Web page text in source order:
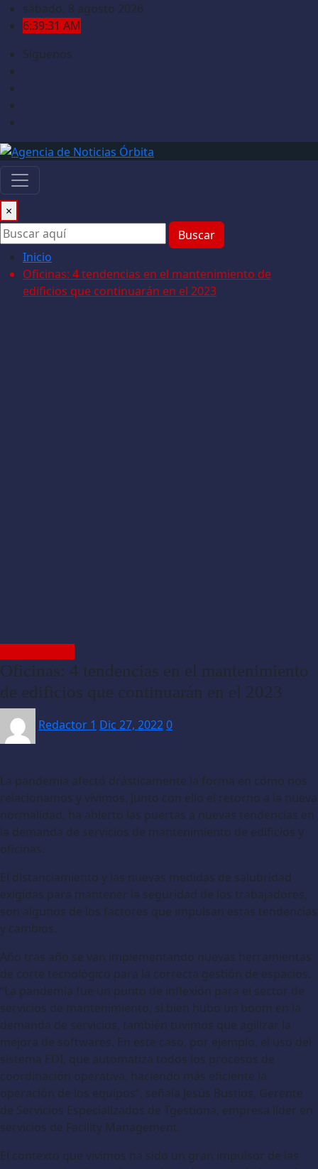
Saltarsábado, 8 agosto 2026
6:39:31 AM
Síguenos
×
Buscar
Inicio
Oficinas: 4 tendencias en el mantenimiento de
edificios que continuarán en el 2023
Oficinas: 4 tendencias en el mantenimiento
de edificios que continuarán en el 2023
Redactor 1 Dic 27, 20220
La pandemia afectó drásticamente la forma en cómo nos
relacionamos y vivimos. Junto con ello el retorno a la nueva
normalidad, ha abierto las puertas a nuevas tendencias en
la demanda de servicios de mantenimiento de edificios y
oficinas.
El distanciamiento y las nuevas medidas de salubridad
exigidas para mantener la seguridad de los trabajadores,
son algunos de los factores que impulsan estas tendencias
y cambios.
Año tras año se van implementando nuevas herramientas
de corte tecnológico para la correcta gestión de espacios.
“La pandemia fue un punto de inflexión para el sector de
servicios de mantenimiento, si bien hubo un boom en la
demanda de servicios, también tuvimos que agilizar la
mejora de softwares. En este caso, por ejemplo, el uso del
sistema EDI, que automatiza todos los procesos de
coordinación operativa, haciendo más eficiente la
operación de los equipos”, señala Jesús Bustios, Gerente
de Servicios Especializados de Tgestiona, empresa líder en
servicios de Facility Management.
El contexto que vivimos ha sido un gran impulsor de las